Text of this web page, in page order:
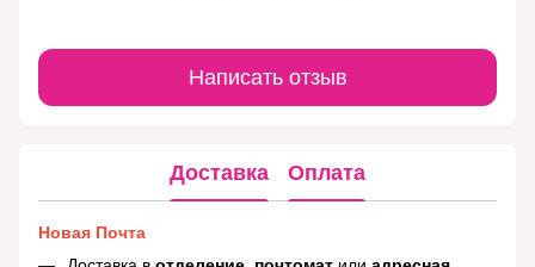
Написать отзыв
Доставка Оплата
Новая Почта